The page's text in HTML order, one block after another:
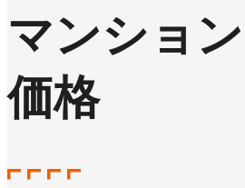
マンショ
価格